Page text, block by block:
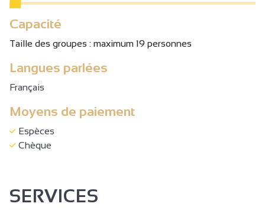
Capacité
Taille des groupes : maximum 19 personnes
Langues parlées
Français
Moyens de paiement
Espèces
Chèque
SERVICES